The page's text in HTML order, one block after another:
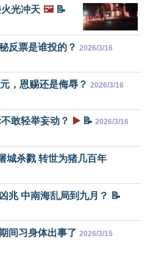
光冲天 🖼️📝
反票是谁投的？ 2026/3/16
，恩赐还是侮辱？ 2026/3/16
敢轻举妄动？ ▶️ 📝 2026/3/16
城杀戮 转世为猪几百年
兆 中南海乱局到九月？ 📝
间习身体出事了 2026/3/15